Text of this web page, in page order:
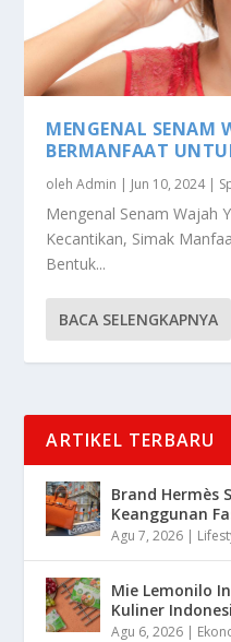
MENGENAL SENAM
BERMANFAAT
olehAdmin | Jun 10, 2024|
Mengenal Senam Wajah
Kecantikan, Simak
Bentuk...
BACA SELENGKAPNYA
ARTIKEL TERBARU
Brand Hermès
Keanggunan
Agu 7, 2026 |
Mie Lemonilo
Kuliner
Agu 6, 2026 |